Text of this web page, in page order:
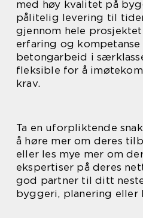
med høy kvalitet på
pålitelig levering til
gjennom hele
erfaring og
betongarbeid i
fleksible for å
krav.
Ta en uforpliktende
å høre mer om deres
eller les mye mer om
ekspertiser på deres
god partner til ditt
byggeri, planering eller